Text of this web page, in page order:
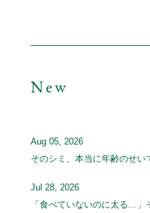
New
Aug 05, 2026
そのシミ、本当に年齢のせい
Jul 28, 2026
「食べていないのに太る…」